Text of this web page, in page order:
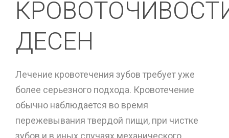
ДЕСЕН
Лечение кровотечения зубов требует уже
более серьезного подхода. Кровотечение
обычно наблюдается во время
пережевывания твердой пищи, при чистке
зубов и в иных случаях механического